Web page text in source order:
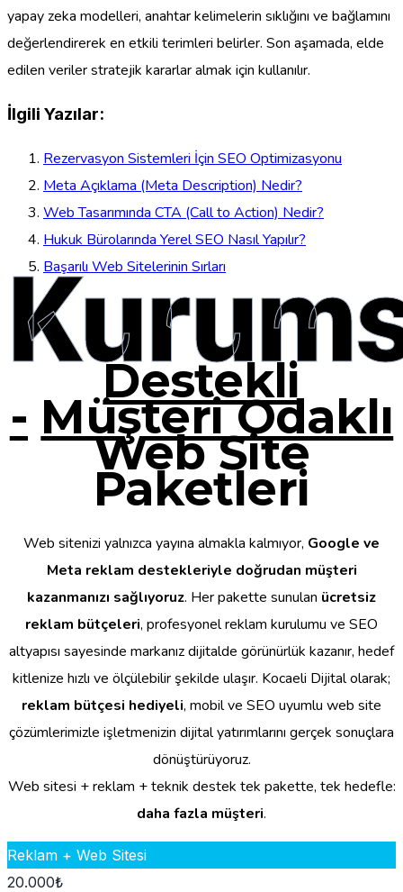
yapay zeka modelleri, anahtar kelimelerin sıklığını ve bağlamını
değerlendirerek en etkili terimleri belirler. Son aşamada, elde
edilen veriler stratejik kararlar almak için kullanılır.
İlgili Yazılar:
Rezervasyon Sistemleri İçin SEO Optimizasyonu
Meta Açıklama (Meta Description) Nedir?
Web Tasarımında CTA (Call to Action) Nedir?
Hukuk Bürolarında Yerel SEO Nasıl Yapılır?
Başarılı Web Sitelerinin Sırları
Destekli
- Müşteri Odaklı
Web Site
Paketleri
Web sitenizi yalnızca yayına almakla kalmıyor, Google ve
Meta reklam destekleriyle doğrudan müşteri
kazanmanızı sağlıyoruz. Her pakette sunulan ücretsiz
reklam bütçeleri, profesyonel reklam kurulumu ve SEO
altyapısı sayesinde markanız dijitalde görünürlük kazanır, hedef
kitlenize hızlı ve ölçülebilir şekilde ulaşır. Kocaeli Dijital olarak;
reklam bütçesi hediyeli, mobil ve SEO uyumlu web site
çözümlerimizle işletmenizin dijital yatırımlarını gerçek sonuçlara
dönüştürüyoruz.
Web sitesi + reklam + teknik destek tek pakette, tek hedefle:
daha fazla müşteri.
Reklam + Web Sitesi
20.000₺